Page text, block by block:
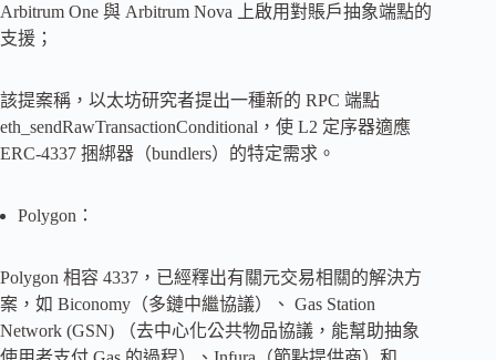
Arbitrum One 與 Arbitrum Nova 上啟用對賬戶抽象端點的
支援；
該提案稱，以太坊研究者提出一種新的 RPC 端點
eth_sendRawTransactionConditional，使 L2 定序器適應
ERC-4337 捆綁器（bundlers）的特定需求。
Polygon：
Polygon 相容 4337，已經釋出有關元交易相關的解決方
案，如 Biconomy（多鏈中繼協議）、 Gas Station
Network (GSN) （去中心化公共物品協議，能幫助抽象